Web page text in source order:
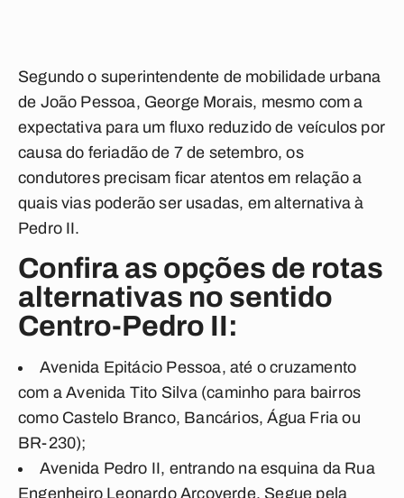
Segundo o superintendente de mobilidade urbana
de João Pessoa, George Morais, mesmo com a
expectativa para um fluxo reduzido de veículos por
causa do feriadão de 7 de setembro, os
condutores precisam ficar atentos em relação a
quais vias poderão ser usadas, em alternativa à
Pedro II.
Confira as opções de rotas
alternativas no sentido
Centro-Pedro II:
Avenida Epitácio Pessoa, até o cruzamento
com a Avenida Tito Silva (caminho para bairros
como Castelo Branco, Bancários, Água Fria ou
BR-230);
Avenida Pedro II, entrando na esquina da Rua
Engenheiro Leonardo Arcoverde. Segue pela